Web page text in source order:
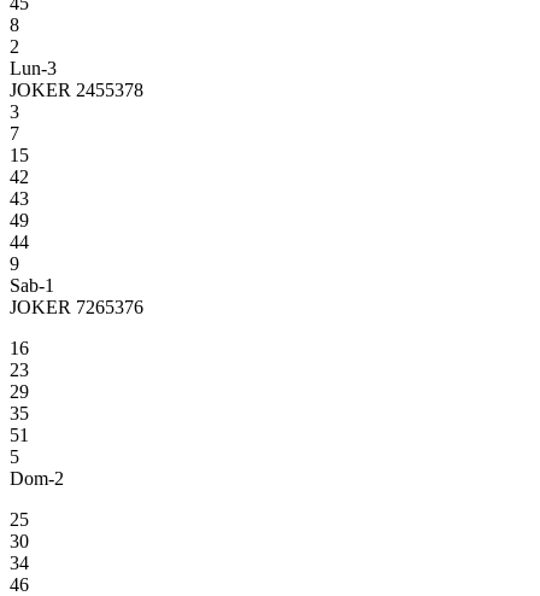
8
2
Lun-3
JOKER 2455378
3
7
15
42
43
49
44
9
Sab-1
JOKER 7265376
16
23
29
35
51
5
Dom-2
25
30
34
46